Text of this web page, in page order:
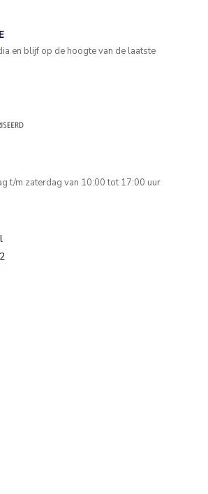
en blijf op de hoogte van de laatste
t/m zaterdag van 10:00 tot 17:00 uur